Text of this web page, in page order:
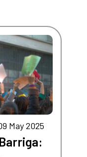
May 2025